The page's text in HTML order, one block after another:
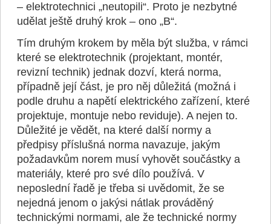
– elektrotechnici „neutopili“. Proto je nezbytné
udělat ještě druhý krok – ono „B“.
Tím druhým krokem by měla být služba, v rámci
které se elektrotechnik (projektant, montér,
revizní technik) jednak dozví, která norma,
případně její část, je pro něj důležitá (možná i
podle druhu a napětí elektrického zařízení, které
projektuje, montuje nebo reviduje). A nejen to.
Důležité je vědět, na které další normy a
předpisy příslušná norma navazuje, jakým
požadavkům norem musí vyhovět součástky a
materiály, které pro své dílo používá. V
neposlední řadě je třeba si uvědomit, že se
nejedná jenom o jakýsi nátlak prováděný
technickými normami, ale že technické normy